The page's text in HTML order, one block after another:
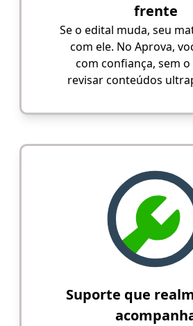
frente
Se o edital muda, seu
com ele. No Aprova,
com confiança, sem
revisar conteúdos
Suporte que